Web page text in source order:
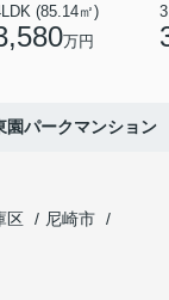
(85.14㎡)
万円
園パークマンション
区
尼崎市